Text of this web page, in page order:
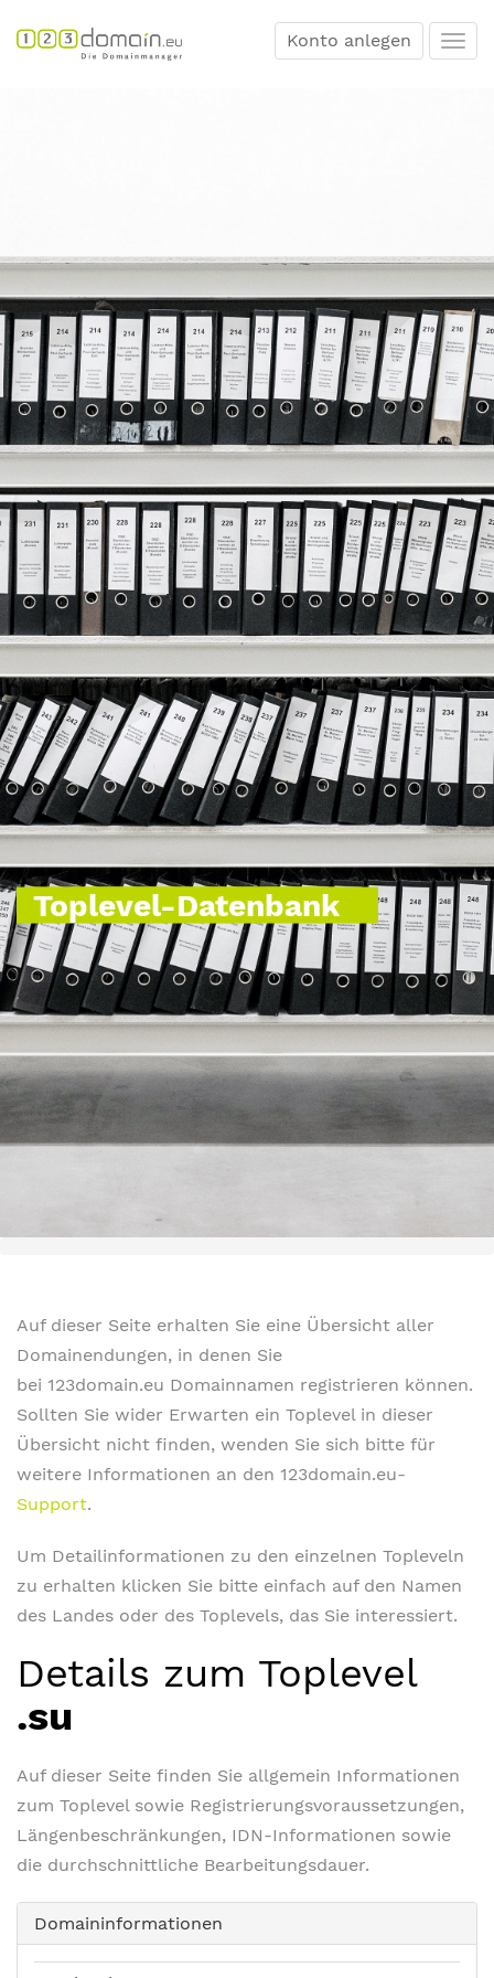
Konto anlegen
Toplevel-Datenbank
Auf dieser Seite erhalten Sie eine Übersicht aller
Domainendungen, in denen Sie
bei 123domain.eu Domainnamen registrieren können.
Sollten Sie wider Erwarten ein Toplevel in dieser
Übersicht nicht finden, wenden Sie sich bitte für
weitere Informationen an den 123domain.eu-
Support.
Um Detailinformationen zu den einzelnen Topleveln
zu erhalten klicken Sie bitte einfach auf den Namen
des Landes oder des Toplevels, das Sie interessiert.
Details zum Toplevel
.su
Auf dieser Seite finden Sie allgemein Informationen
zum Toplevel sowie Registrierungsvoraussetzungen,
Längenbeschränkungen, IDN-Informationen sowie
die durchschnittliche Bearbeitungsdauer.
Domaininformationen